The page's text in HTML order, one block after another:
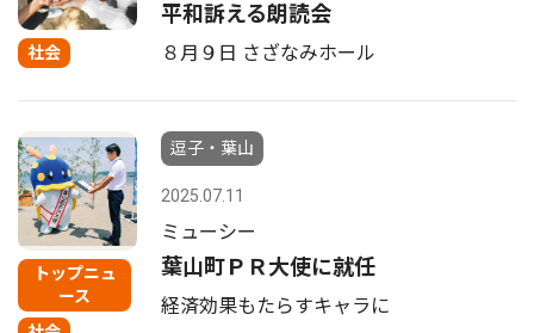
社会
平和訴える朗読会
８月９日 さざなみホール
トップニュ
ース
逗子・葉山
2025.07.11
ミューシー
葉山町ＰＲ大使に就任
経済効果もたらすキャラに